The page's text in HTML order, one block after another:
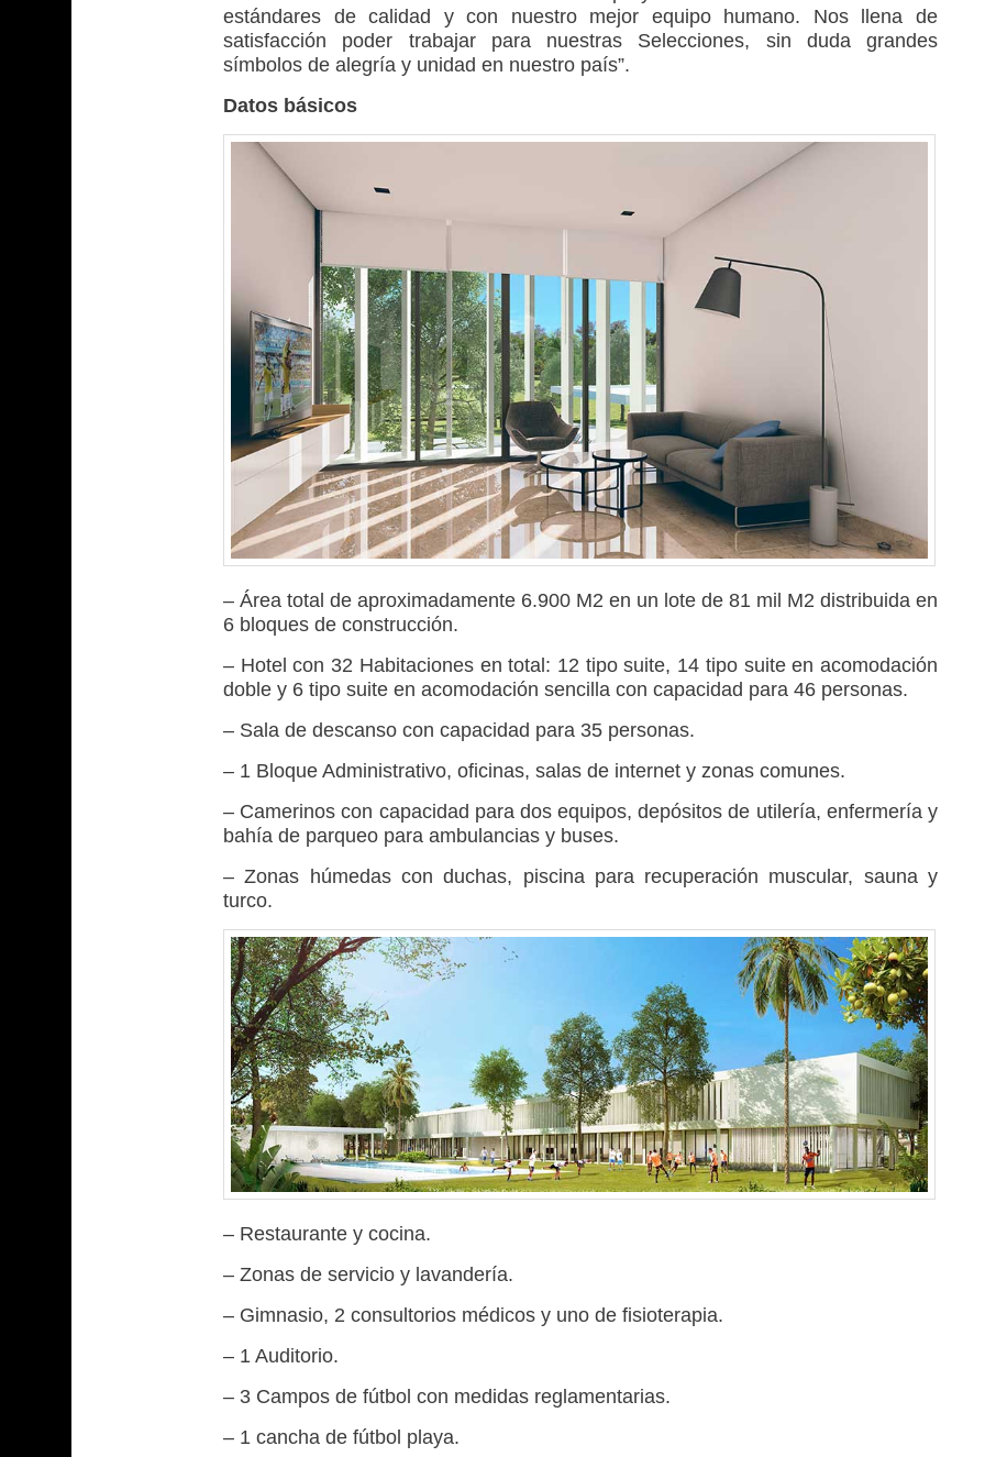
estándares de calidad y con nuestro mejor equipo humano. Nos llena de
satisfacción poder trabajar para nuestras Selecciones, sin duda grandes
símbolos de alegría y unidad en nuestro país”.
Datos básicos
– Área total de aproximadamente 6.900 M2 en un lote de 81 mil M2 distribuida en
6 bloques de construcción.
– Hotel con 32 Habitaciones en total: 12 tipo suite, 14 tipo suite en acomodación
doble y 6 tipo suite en acomodación sencilla con capacidad para 46 personas.
– Sala de descanso con capacidad para 35 personas.
– 1 Bloque Administrativo, oficinas, salas de internet y zonas comunes.
– Camerinos con capacidad para dos equipos, depósitos de utilería, enfermería y
bahía de parqueo para ambulancias y buses.
– Zonas húmedas con duchas, piscina para recuperación muscular, sauna y
turco.
– Restaurante y cocina.
– Zonas de servicio y lavandería.
– Gimnasio, 2 consultorios médicos y uno de fisioterapia.
– 1 Auditorio.
– 3 Campos de fútbol con medidas reglamentarias.
– 1 cancha de fútbol playa.